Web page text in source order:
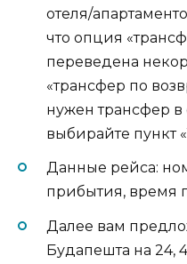
отеля/
что опция
переведена
«трансфер по
нужен трансфер в
выбирайте пункт
Данные рейса:
прибытия, время
Далее вам
Будапешта на 24,